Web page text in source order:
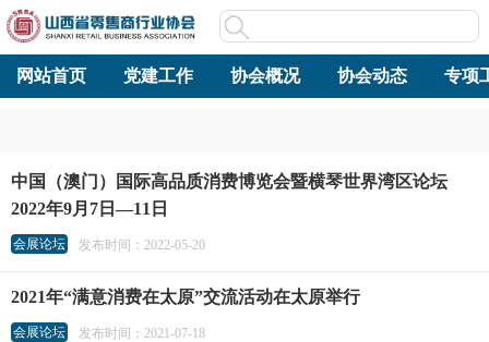
网站首页 党建工作 协会概况 协会动态 专项
中国（澳门）国际高品质消费博览会暨横琴世界湾区论坛
2022年9月7日—11日
会展论坛 发布时间：2022-05-20
2021年“满意消费在太原”交流活动在太原举行
会展论坛 发布时间：2021-07-18